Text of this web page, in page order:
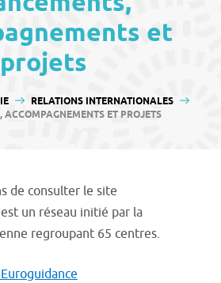
et
projets
RELATIONS INTERNATIONALES
ACCOMPAGNEMENTS ET PROJETS
de consulter le site
un réseau initié par la
regroupant 65 centres.